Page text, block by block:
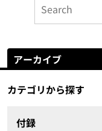
アーカイブ
カテゴリから探す
付録